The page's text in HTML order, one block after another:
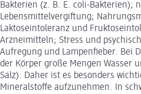
Bakterien (z. B. E. coli-Bakterien);
Lebensmittelvergiftung;
Laktoseintoleranz und
Arzneimitteln; Stress und
Aufregung und Lampenfieber. Bei
der Körper große Mengen Wasser
Salz). Daher ist es besonders
Mineralstoffe aufzunehmen. In